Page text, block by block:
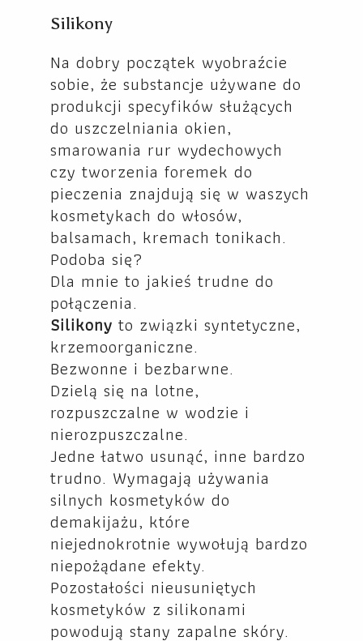
Silikony
Na dobry początek wyobraźcie
sobie, że substancje używane do
produkcji specyfików służących
do uszczelniania okien,
smarowania rur wydechowych
czy tworzenia foremek do
pieczenia znajdują się w waszych
kosmetykach do włosów,
balsamach, kremach tonikach.
Podoba się?
Dla mnie to jakieś trudne do
połączenia.
Silikony to związki syntetyczne,
krzemoorganiczne.
Bezwonne i bezbarwne.
Dzielą się na lotne,
rozpuszczalne w wodzie i
nierozpuszczalne.
Jedne łatwo usunąć, inne bardzo
trudno. Wymagają używania
silnych kosmetyków do
demakijażu, które
niejednokrotnie wywołują bardzo
niepożądane efekty.
Pozostałości nieusuniętych
kosmetyków z silikonami
powodują stany zapalne skóry.